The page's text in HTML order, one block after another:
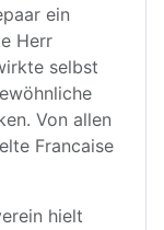
ein
Herr
selbst
Von allen
Francaise
hielt